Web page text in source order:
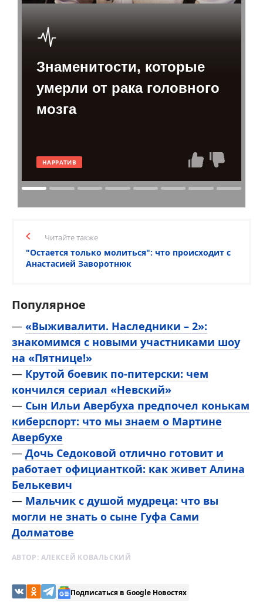
Знаменитости, которые
умерли от рака головного
мозга
НАРРАТИВ
вызванных раком.
артист скончался.
Поделиться:
Читайте также
"Остается только молиться": что происходит с
Анастасией Заворотнюк
Популярное
— «Выживалити. Наследники – 2»:
знакомимся с новыми участниками шоу
на «Пятнице!»
— Крутой боевик по-питерски: чем
кончился сериал «Невский»
— Сын Ильи Авербуха предпочел конькам
киберспорт: что мы знаем о Мартине
Авербухе
— Дочь Седоковой отлично готовит и
работает официанткой: как живет Алина
Белькевич
— Мальчик с душой мудреца: что вы
могли не знать о сыне Гуфа Сами
Долматове
АВТОР: АЛЕКСЕЙ КОВАЛЬСКИЙ
Подписаться в Google Новостях